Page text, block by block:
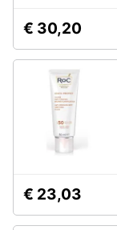
€ 30,20
€ 23,03